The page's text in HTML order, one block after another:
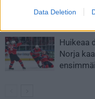
Data Deletion
Huikeaa
Norja